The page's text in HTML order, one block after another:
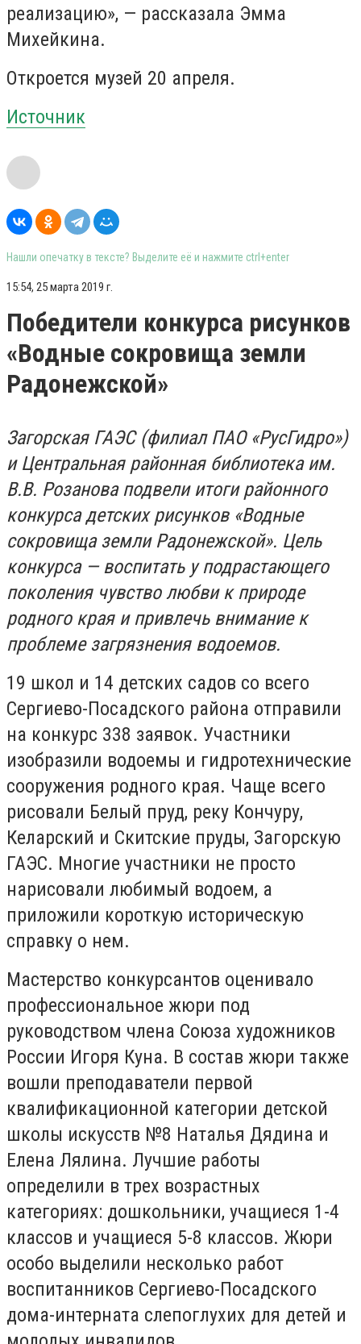
реализацию», — рассказала Эмма
Михейкина.
Откроется музей 20 апреля.
Источник
Нашли опечатку в тексте? Выделите её и нажмите ctrl+enter
15:54, 25 марта 2019 г.
Победители конкурса рисунков
«Водные сокровища земли
Радонежской»
Загорская ГАЭС (филиал ПАО «РусГидро»)
и Центральная районная библиотека им.
В.В. Розанова подвели итоги районного
конкурса детских рисунков «Водные
сокровища земли Радонежской». Цель
конкурса — воспитать у подрастающего
поколения чувство любви к природе
родного края и привлечь внимание к
проблеме загрязнения водоемов.
19 школ и 14 детских садов со всего
Сергиево-Посадского района отправили
на конкурс 338 заявок. Участники
изобразили водоемы и гидротехнические
сооружения родного края. Чаще всего
рисовали Белый пруд, реку Кончуру,
Келарский и Скитские пруды, Загорскую
ГАЭС. Многие участники не просто
нарисовали любимый водоем, а
приложили короткую историческую
справку о нем.
Мастерство конкурсантов оценивало
профессиональное жюри под
руководством члена Союза художников
России Игоря Куна. В состав жюри также
вошли преподаватели первой
квалификационной категории детской
школы искусств №8 Наталья Дядина и
Елена Лялина. Лучшие работы
определили в трех возрастных
категориях: дошкольники, учащиеся 1-4
классов и учащиеся 5-8 классов. Жюри
особо выделили несколько работ
воспитанников Сергиево-Посадского
дома-интерната слепоглухих для детей и